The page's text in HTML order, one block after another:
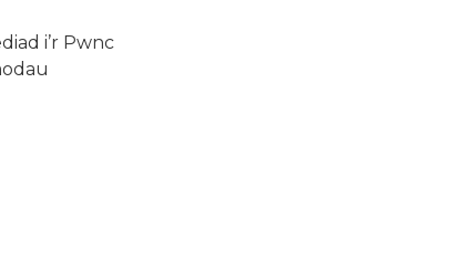
i’r Pwnc